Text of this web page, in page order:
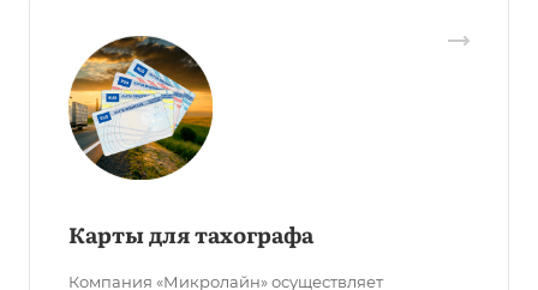
Карты для тахографа
Компания «Микролайн» осуществляет